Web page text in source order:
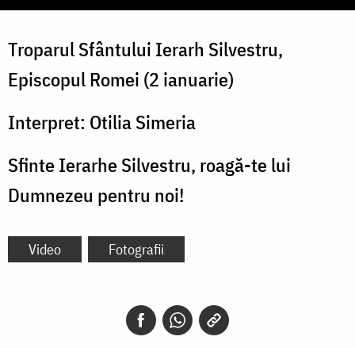
Troparul Sfântului Ierarh Silvestru,
Episcopul Romei (2 ianuarie)
Interpret: Otilia Simeria
Sfinte Ierarhe Silvestru, roagă-te lui
Dumnezeu pentru noi!
Video Fotografii